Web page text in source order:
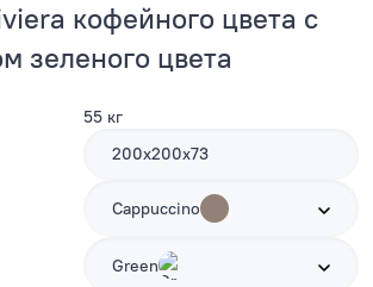
кофейного цвета с
зеленого цвета
55 кг
200х200х73
Cappuccino
Green